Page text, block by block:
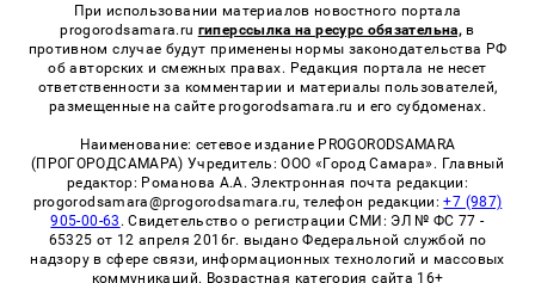
При использовании материалов новостного портала
progorodsamara.ru гиперссылка на ресурс обязательна, в
противном случае будут применены нормы законодательства РФ
об авторских и смежных правах. Редакция портала не несет
ответственности за комментарии и материалы пользователей,
размещенные на сайте progorodsamara.ru и его субдоменах.
Наименование: сетевое издание PROGORODSAMARA
(ПРОГОРОДСАМАРА) Учредитель: ООО «Город Самара». Главный
редактор: Романова А.А. Электронная почта редакции:
progorodsamara@progorodsamara.ru, телефон редакции:+7 (987)
905-00-63 . Свидетельство о регистрации СМИ: ЭЛ № ФС 77 -
65325 от 12 апреля 2016г. выдано Федеральной службой по
надзору в сфере связи, информационных технологий и массовых
коммуникаций. Возрастная категория сайта 16+